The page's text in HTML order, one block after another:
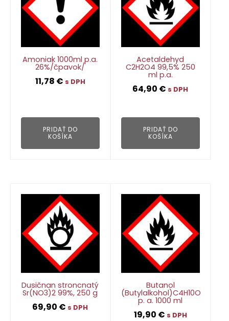
Amoniak 1000ml p.a.
26%/čpavok/
11,78 € s DPH
PRIDAŤ DO
KOŠÍKA
Acetaldehyd
C2H2O4 99,5% 250
ml p.a.
64,90 € s DPH
PRIDAŤ DO
KOŠÍKA
Dusičnan stroncnatý
Sr(NO3)2 99%, 250 g
69,90 € s DPH
Butanol
(Butylalkohol)C4H10O
p. a. 1000 ml
19,90 € s DPH